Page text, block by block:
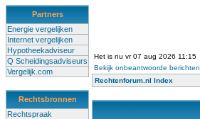
Partners
Energie vergelijken
Internet vergelijken
Hypotheekadviseur
Q Scheidingsadviseurs
Vergelijk.com
Rechtsbronnen
Rechtspraak
Het is nu vr 07 aug 2026 11:15
Bekijk onbeantwoorde berichten
Rechtenforum.nl Index